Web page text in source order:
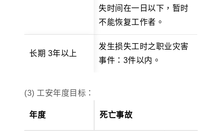
失时间在一日以下，暂时
不能恢复工作者。
长期 3年以上
发生损失工时之职业灾害
事件：3件以内。
(3) 工安年度目标：
年度 死亡事故